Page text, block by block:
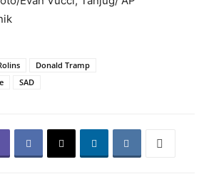
Donald Tramp
SAD